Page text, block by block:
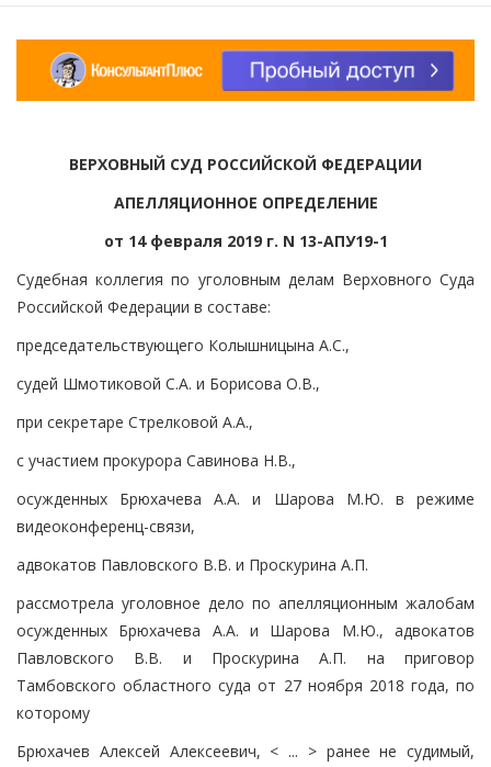
ВЕРХОВНЫЙ СУД РОССИЙСКОЙ ФЕДЕРАЦИИ
АПЕЛЛЯЦИОННОЕ ОПРЕДЕЛЕНИЕ
от 14 февраля 2019 г. N 13-АПУ19-1
Судебная коллегия по уголовным делам Верховного Суда
Российской Федерации в составе:
председательствующего Колышницына А.С.,
судей Шмотиковой С.А. и Борисова О.В.,
при секретаре Стрелковой А.А.,
с участием прокурора Савинова Н.В.,
осужденных Брюхачева А.А. и Шарова М.Ю. в режиме
видеоконференц-связи,
адвокатов Павловского В.В. и Проскурина А.П.
рассмотрела уголовное дело по апелляционным жалобам
осужденных Брюхачева А.А. и Шарова М.Ю., адвокатов
Павловского В.В. и Проскурина А.П. на приговор
Тамбовского областного суда от 27 ноября 2018 года, по
которому
Брюхачев Алексей Алексеевич, < ... > ранее не судимый,